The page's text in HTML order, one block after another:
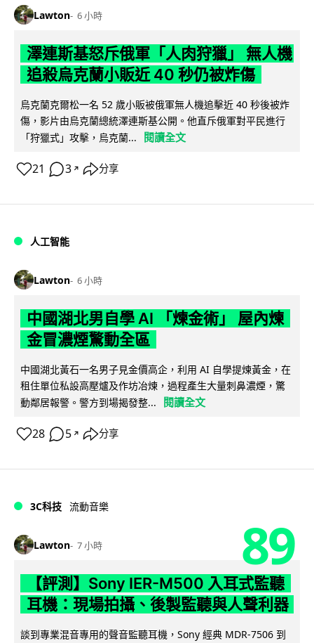
Lawton 6 小時
澤連斯基怒斥俄軍「人肉狩獵」 無人機
追殺烏克蘭小販近 40 秒仍被炸傷
烏克蘭克爾松一名 52 歲小販被俄軍無人機追擊近 40 秒後被炸
傷，影片由烏克蘭總統澤連斯基公開。他直斥俄軍對平民進行
「狩獵式」攻擊，烏克蘭...
閱讀全文
21 3 ↗ 分享
人工智能
Lawton 6 小時
中國湖北男自學 AI 「煉金術」 屋內煉
金冒濃煙驚動全區
中國湖北黃石一名男子見金價高企，利用 AI 自學提煉黃金，在
租住單位私設高壓爐及作坊冶煉，過程產生大量刺鼻濃煙，驚
動鄰居報警。警方到場揭發整...
閱讀全文
28 5 ↗ 分享
3C科技 流動音樂
Lawton 7 小時 89
【評測】Sony IER-M500 入耳式監聽
耳機：現場拍攝、後製監聽與人聲利器
談到專業混音專用的聲音監聽耳機，Sony 經典 MDR-7506 到